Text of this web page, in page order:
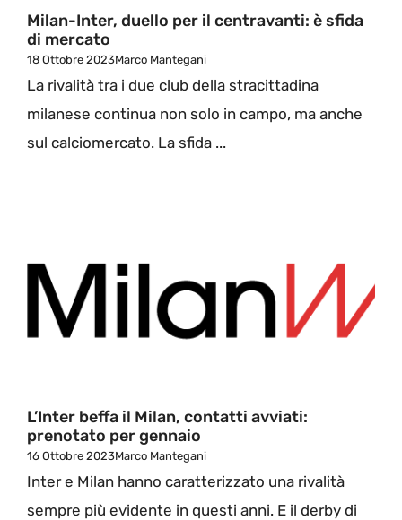
Milan-Inter, duello per il centravanti: è sfida
di mercato
18 Ottobre 2023Marco Mantegani
La rivalità tra i due club della stracittadina
milanese continua non solo in campo, ma anche
sul calciomercato. La sfida ...
L’Inter beffa il Milan, contatti avviati:
prenotato per gennaio
16 Ottobre 2023Marco Mantegani
Inter e Milan hanno caratterizzato una rivalità
sempre più evidente in questi anni. E il derby di